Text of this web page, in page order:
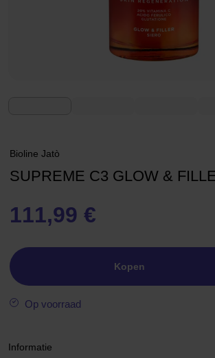
Bioline Jatò
SUPREME C3 GLOW &
111,99 €
Kopen
Op voorraad
Informatie